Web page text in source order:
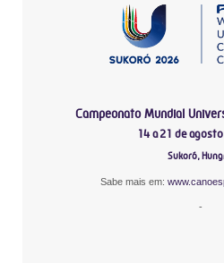
Campeonato Mundial
14 a 21 de
Sukoró,
Sabe mais em:
-